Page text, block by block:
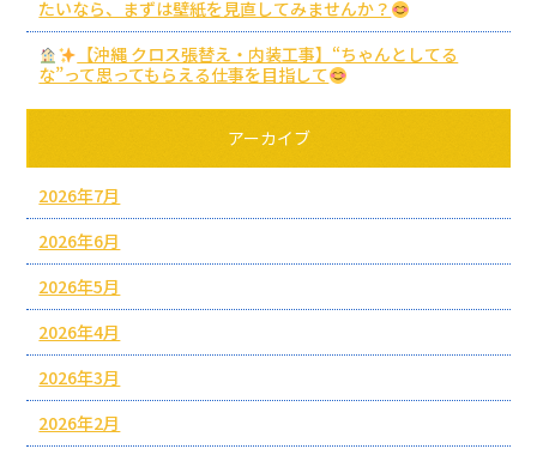
たいなら、まずは壁紙を見直してみませんか？
【沖縄 クロス張替え・内装工事】“ちゃんとしてる
な”って思ってもらえる仕事を目指して
アーカイブ
2026年7月
2026年6月
2026年5月
2026年4月
2026年3月
2026年2月